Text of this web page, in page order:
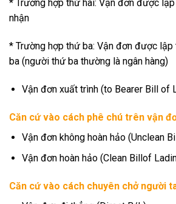
* Trường hợp thứ hai: Vận đơn được
nhận
* Trường hợp thứ ba: Vận đơn được
ba (người thứ ba thường là ngân hàng)
Vận đơn xuất trình (to Bearer Bill of
Căn cứ vào cách phê chú trên vận
Vận đơn không hoàn hảo (Unclean
Vận đơn hoàn hảo (Clean Billof
Căn cứ vào cách chuyên chở người